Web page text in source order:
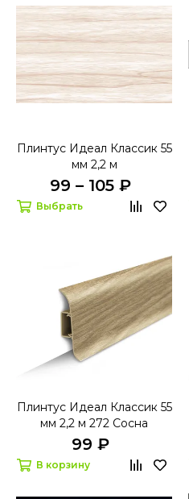
Плинтус Идеал Классик 55
мм 2,2 м
99 – 105 ₽
Выбрать
Плинтус Идеал Классик 55
мм 2,2 м 272 Сосна
золотистая
99 ₽
В корзину